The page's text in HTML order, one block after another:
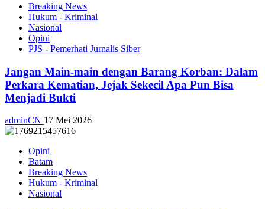
Breaking News
Hukum - Kriminal
Nasional
Opini
PJS - Pemerhati Jurnalis Siber
Jangan Main-main dengan Barang Korban: Dalam
Perkara Kematian, Jejak Sekecil Apa Pun Bisa
Menjadi Bukti
adminCN 17 Mei 2026
Opini
Batam
Breaking News
Hukum - Kriminal
Nasional